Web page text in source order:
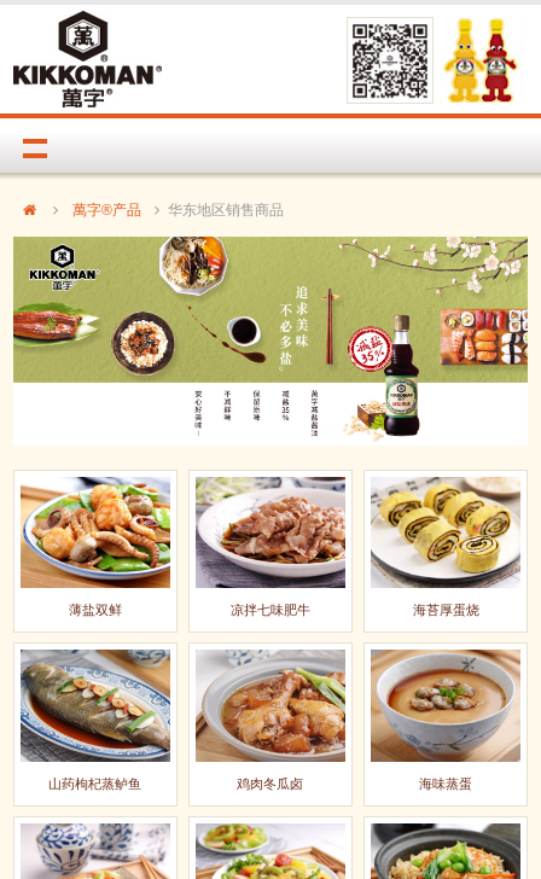
萬字®产品 华东地区销售商品
薄盐双鲜 凉拌七味肥牛 海苔厚蛋烧
山药枸杞蒸鲈鱼 鸡肉冬瓜卤 海味蒸蛋